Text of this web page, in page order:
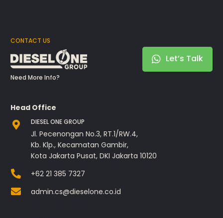
CONTACT US
Need More Info?
Let’s Talk
Head Office
DIESEL ONE GROUP
Jl. Pecenongan No.3, RT.1/RW.4,
Kb. Klp., Kecamatan Gambir,
Kota Jakarta Pusat, DKI Jakarta 10120
+62 21 385 7327
admin.cs@dieselone.co.id